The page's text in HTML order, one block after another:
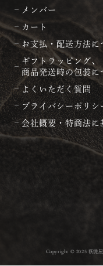
メンバー
カート
お支払・配送方法に
ギフトラッピング、
商品発送時の包装に
よくいただく質問
プライバシーポリシ
会社概要・特商法
Copyright © 2025 萩焼